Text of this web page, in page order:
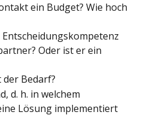
ein Budget? Wie hoch
Entscheidungskompetenz
Oder ist er ein
der Bedarf?
d. h. in welchem
Lösung implementiert